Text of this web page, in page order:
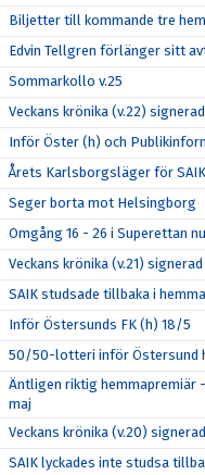
Biljetter till kommande tre
Edvin Tellgren förlänger sitt
Sommarkollo v.25
Veckans krönika (v.22)
Inför Öster (h) och
Årets Karlsborgsläger för
Seger borta mot Helsingborg
Omgång 16 - 26 i Superettan
Veckans krönika (v.21)
SAIK studsade tillbaka i
Inför Östersunds FK (h) 18/5
50/50-lotteri inför Östersund
Äntligen riktig hemmapremiär
maj
Veckans krönika (v.20)
SAIK lyckades inte studsa